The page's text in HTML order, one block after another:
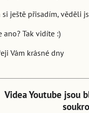
si ještě přisadím, věděli
ano? Tak vidíte :)
Vám krásné dny
Videa Youtube jsou